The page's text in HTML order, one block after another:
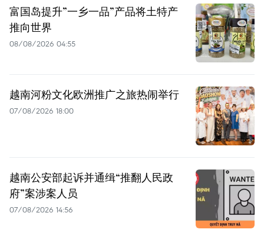
富国岛提升”一乡一品”产品将土特产
推向世界
08/08/2026 04:55
越南河粉文化欧洲推广之旅热闹举行
07/08/2026 18:00
越南公安部起诉并通缉“推翻人民政
府”案涉案人员
07/08/2026 14:56